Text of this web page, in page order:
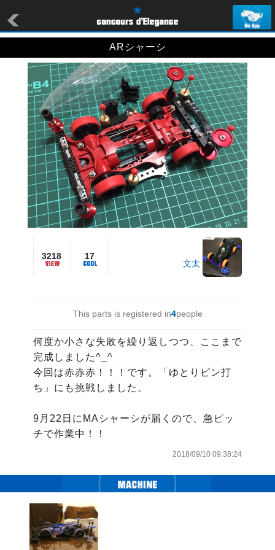
ARシャーシ
3218 17
文太
This parts is registered in4people
何度か小さな失敗を繰り返しつつ、ここまで
完成しました^_^
今回は赤赤赤！！！です。「ゆとりピン打
ち」にも挑戦しました。
9月22日にMAシャーシが届くので、急ピッ
チで作業中！！
2018/09/10 09:38:24